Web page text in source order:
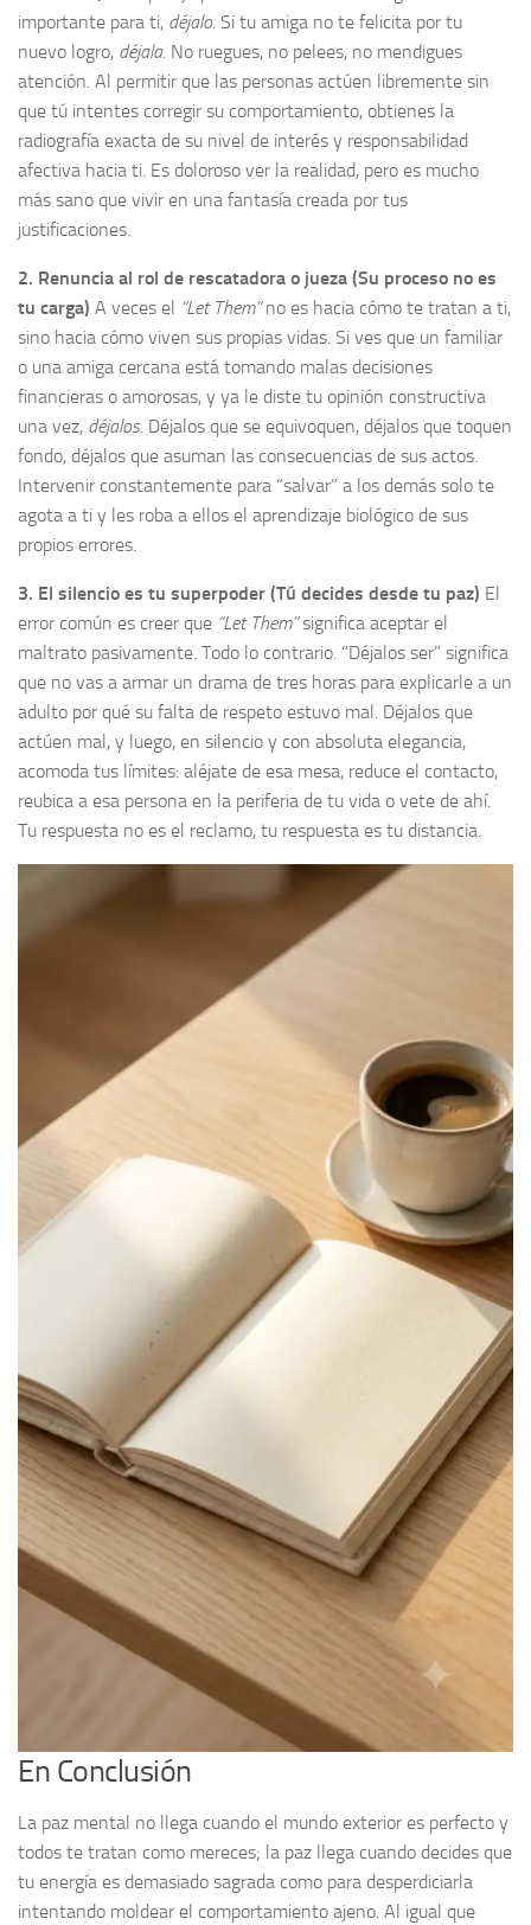
importante para ti, déjalo. Si tu amiga no te felicita por tu
nuevo logro, déjala. No ruegues, no pelees, no mendigues
atención. Al permitir que las personas actúen libremente sin
que tú intentes corregir su comportamiento, obtienes la
radiografía exacta de su nivel de interés y responsabilidad
afectiva hacia ti. Es doloroso ver la realidad, pero es mucho
más sano que vivir en una fantasía creada por tus
justificaciones.
2. Renuncia al rol de rescatadora o jueza (Su proceso no es
tu carga) A veces el “Let Them”no es hacia cómo te tratan a ti,
sino hacia cómo viven sus propias vidas. Si ves que un familiar
o una amiga cercana está tomando malas decisiones
financieras o amorosas, y ya le diste tu opinión constructiva
una vez, déjalos. Déjalos que se equivoquen, déjalos que toquen
fondo, déjalos que asuman las consecuencias de sus actos.
Intervenir constantemente para “salvar” a los demás solo te
agota a ti y les roba a ellos el aprendizaje biológico de sus
propios errores.
3. El silencio es tu superpoder (Tú decides desde tu paz) El
error común es creer que “Let Them”significa aceptar el
maltrato pasivamente. Todo lo contrario. “Déjalos ser” significa
que no vas a armar un drama de tres horas para explicarle a un
adulto por qué su falta de respeto estuvo mal. Déjalos que
actúen mal, y luego, en silencio y con absoluta elegancia,
acomoda tus límites: aléjate de esa mesa, reduce el contacto,
reubica a esa persona en la periferia de tu vida o vete de ahí.
Tu respuesta no es el reclamo, tu respuesta es tu distancia.
En Conclusión
La paz mental no llega cuando el mundo exterior es perfecto y
todos te tratan como mereces; la paz llega cuando decides que
tu energía es demasiado sagrada como para desperdiciarla
intentando moldear el comportamiento ajeno. Al igual que